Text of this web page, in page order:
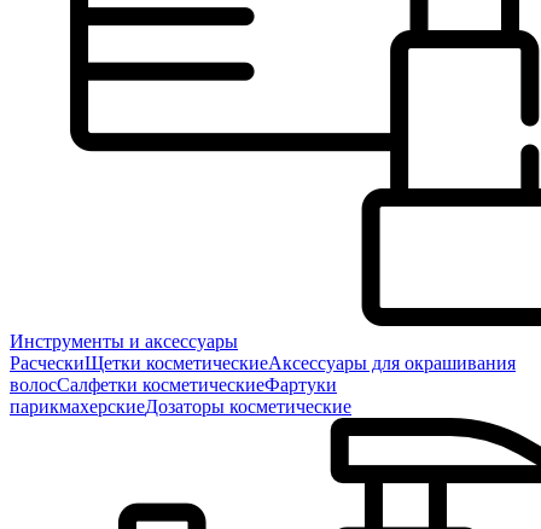
Инструменты и аксессуары
РасческиЩетки косметическиеАксессуары для окрашивания
волосСалфетки косметическиеФартуки
парикмахерскиеДозаторы косметические